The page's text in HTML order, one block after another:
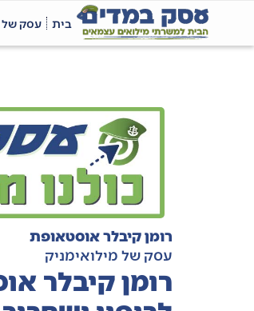
בית עסק של
רומן קיבלר אוסטאופת
עסק של מילואימניק